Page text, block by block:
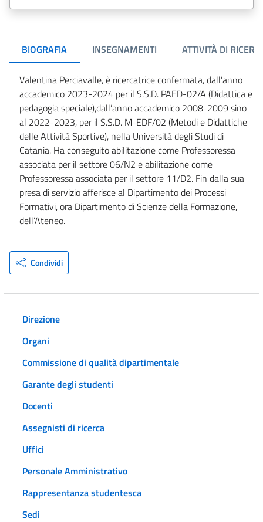
BIOGRAFIA INSEGNAMENTI ATTIVITÀ DI
Valentina Perciavalle, è ricercatrice confermata, dall’anno
accademico 2023-2024 per il S.S.D. PAED-02/A (Didattica e
pedagogia speciale),dall’anno accademico 2008-2009 sino
al 2022-2023, per il S.S.D. M-EDF/02 (Metodi e Didattiche
delle Attività Sportive), nella Università degli Studi di
Catania. Ha conseguito abilitazione come Professoressa
associata per il settore 06/N2 e abilitazione come
Professoressa associata per il settore 11/D2. Fin dalla sua
presa di servizio afferisce al Dipartimento dei Processi
Formativi, ora Dipartimento di Scienze della Formazione,
dell’Ateneo.
Condividi
Direzione
Organi
Commissione di qualità dipartimentale
Garante degli studenti
Docenti
Assegnisti di ricerca
Uffici
Personale Amministrativo
Rappresentanza studentesca
Sedi